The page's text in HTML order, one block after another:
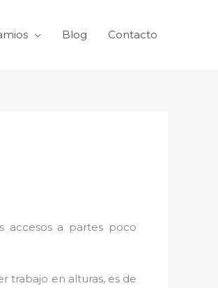
Blog Contacto
accesos a partes poco
trabajo en alturas, es de